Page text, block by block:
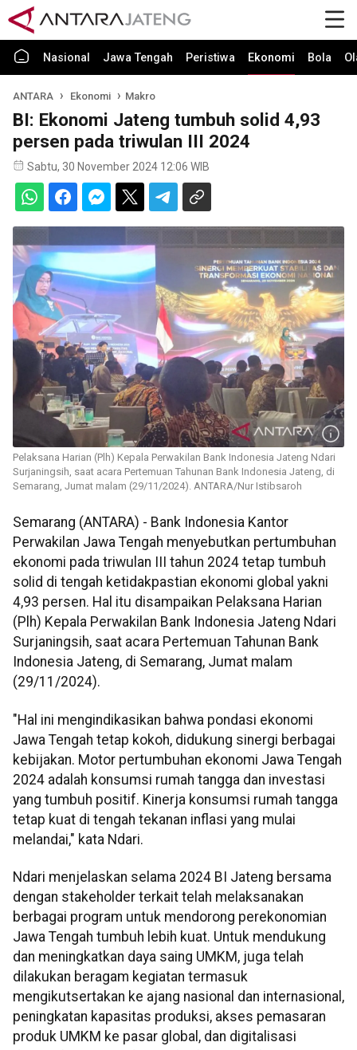
Nasional Jawa Tengah Peristiwa Ekonomi Bola
ANTARA Ekonomi Makro
BI: Ekonomi Jateng tumbuh solid 4,93
persen pada triwulan III 2024
Sabtu, 30 November 2024 12:06 WIB
Pelaksana Harian (Plh) Kepala Perwakilan Bank Indonesia Jateng Ndari
Surjaningsih, saat acara Pertemuan Tahunan Bank Indonesia Jateng, di
Semarang, Jumat malam (29/11/2024). ANTARA/Nur Istibsaroh
Semarang (ANTARA) - Bank Indonesia Kantor
Perwakilan Jawa Tengah menyebutkan pertumbuhan
ekonomi pada triwulan III tahun 2024 tetap tumbuh
solid di tengah ketidakpastian ekonomi global yakni
4,93 persen. Hal itu disampaikan Pelaksana Harian
(Plh) Kepala Perwakilan Bank Indonesia Jateng Ndari
Surjaningsih, saat acara Pertemuan Tahunan Bank
Indonesia Jateng, di Semarang, Jumat malam
(29/11/2024).
"Hal ini mengindikasikan bahwa pondasi ekonomi
Jawa Tengah tetap kokoh, didukung sinergi berbagai
kebijakan. Motor pertumbuhan ekonomi Jawa Tengah
2024 adalah konsumsi rumah tangga dan investasi
yang tumbuh positif. Kinerja konsumsi rumah tangga
tetap kuat di tengah tekanan inflasi yang mulai
melandai," kata Ndari.
Ndari menjelaskan selama 2024 BI Jateng bersama
dengan stakeholder terkait telah melaksanakan
berbagai program untuk mendorong perekonomian
Jawa Tengah tumbuh lebih kuat. Untuk mendukung
dan meningkatkan daya saing UMKM, juga telah
dilakukan beragam kegiatan termasuk
mengikutsertakan ke ajang nasional dan internasional,
peningkatan kapasitas produksi, akses pemasaran
produk UMKM ke pasar global, dan digitalisasi